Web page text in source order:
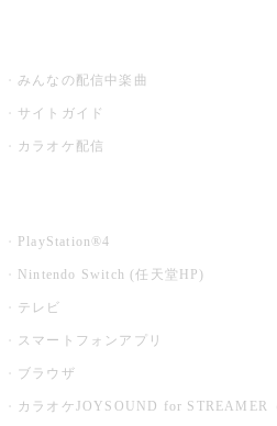
みんなの配信中楽曲
サイトガイド
カラオケ配信
PlayStation®4
Nintendo Switch (任天堂HP)
テレビ
スマートフォンアプリ
ブラウザ
カラオケJOYSOUND for STREAMER